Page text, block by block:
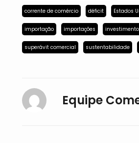
corrente de comércio déficit Estados
importação importações
superávit comercial sustentabilidade
Equipe